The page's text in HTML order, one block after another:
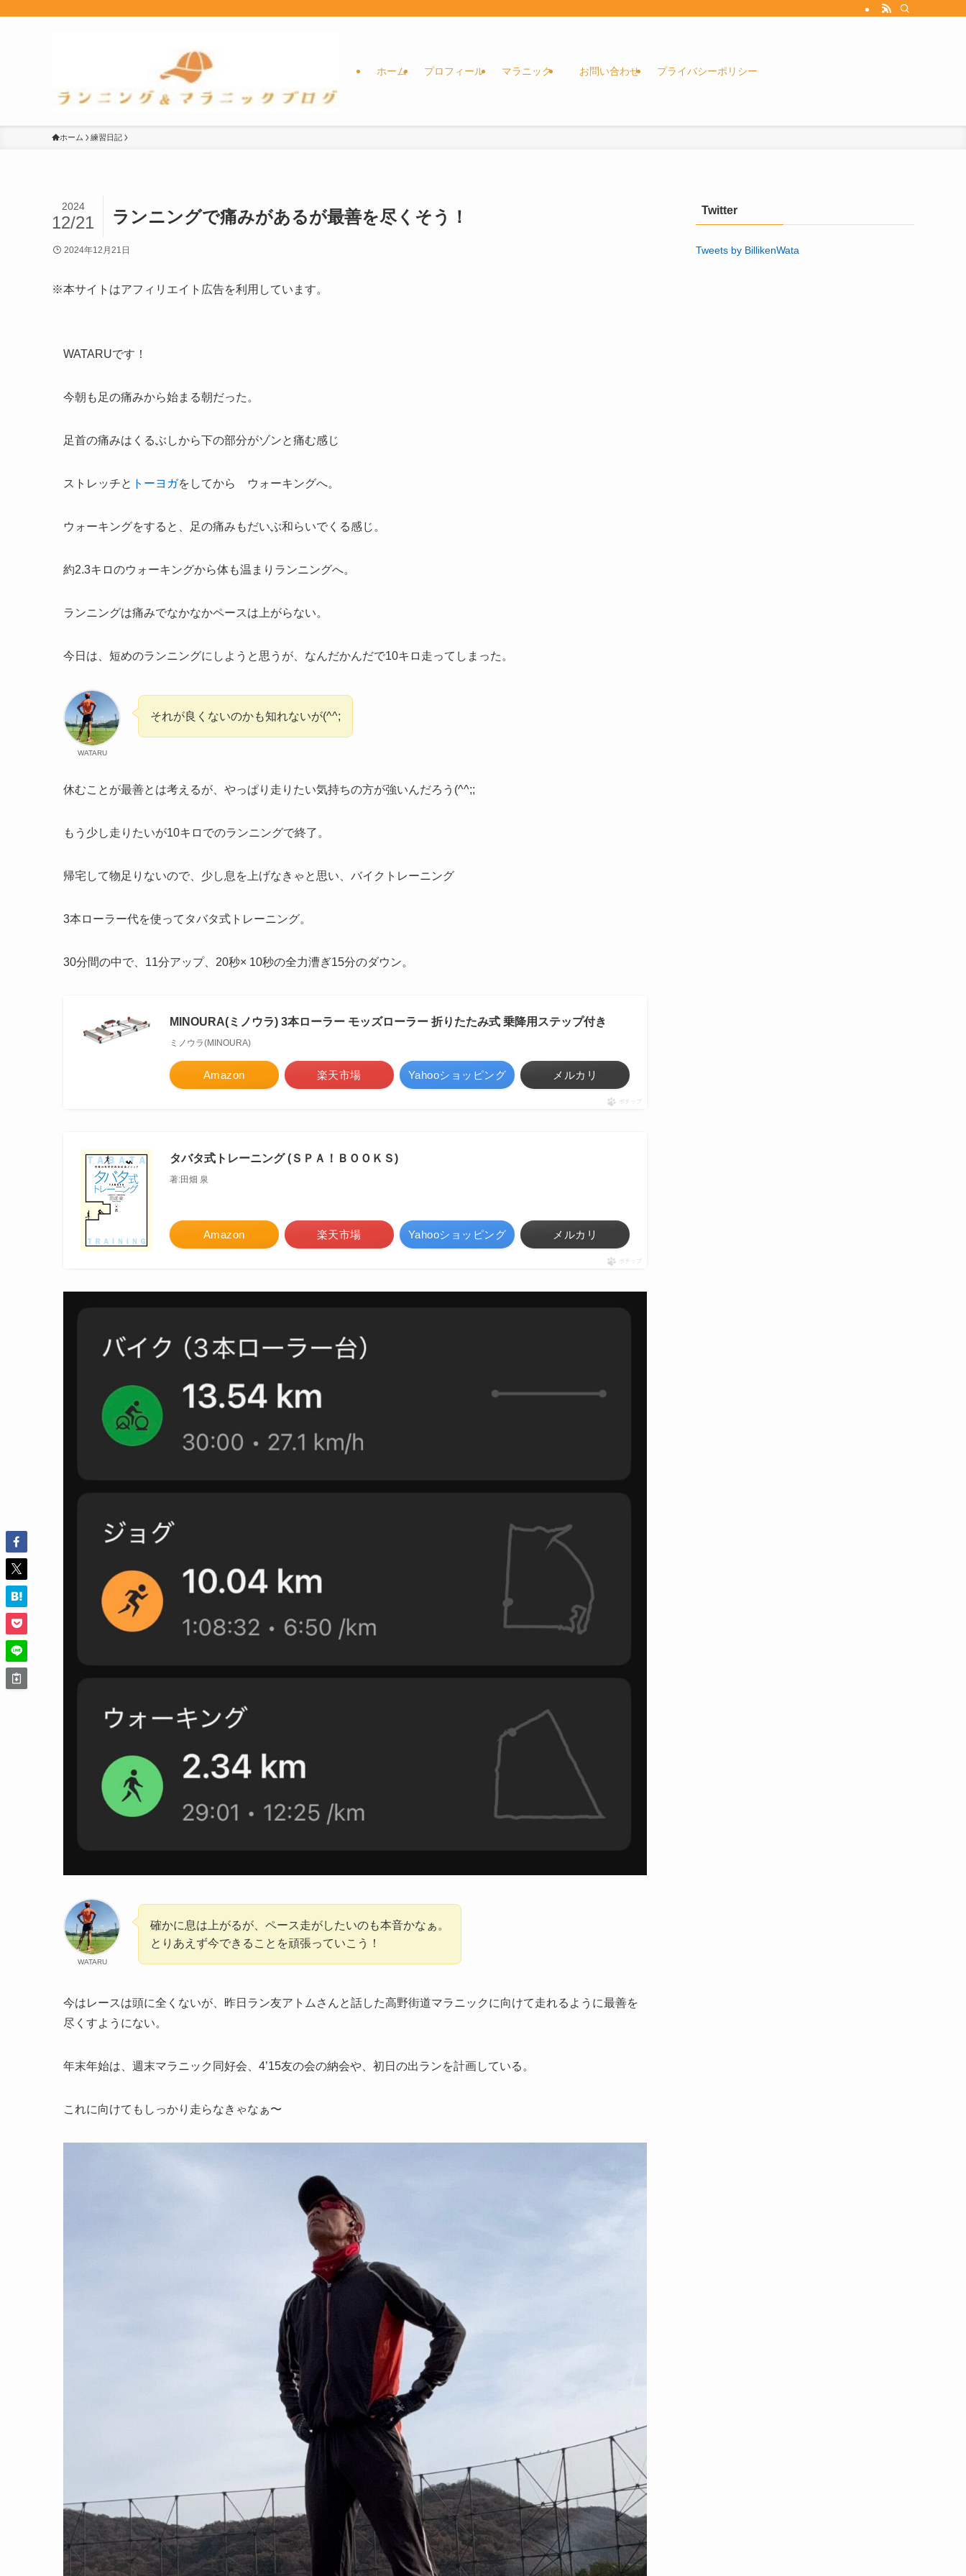
ホーム プロフィール マラニック お問い合わせ プライバシーポリシー
ホーム 練習日記
ランニングで痛みがあるが最善を尽くそう！
2024
12/21
2024年12月21日
※本サイトはアフィリエイト広告を利用しています。
WATARUです！
今朝も足の痛みから始まる朝だった。
足首の痛みはくるぶしから下の部分がゾンと痛む感じ
ストレッチと トーヨガをしてから ウォーキングへ。
ウォーキングをすると、足の痛みもだいぶ和らいでくる感じ。
約2.3キロのウォーキングから体も温まりランニングへ。
ランニングは痛みでなかなかペースは上がらない。
今日は、短めのランニングにしようと思うが、なんだかんだで10キロ走ってしまった。
WATARU
それが良くないのかも知れないが(^^;
休むことが最善とは考えるが、やっぱり走りたい気持ちの方が強いんだろう(^^;;
もう少し走りたいが10キロでのランニングで終了。
帰宅して物足りないので、少し息を上げなきゃと思い、バイクトレーニング
3本ローラー代を使ってタバタ式トレーニング。
30分間の中で、11分アップ、20秒× 10秒の全力漕ぎ15分のダウン。
MINOURA(ミノウラ) 3本ローラー モッズローラー 折りたたみ式 乗降用ステップ付き
ミノウラ(MINOURA)
Amazon 楽天市場 Yahooショッピング メルカリ
ポチップ
タバタ式トレーニング (ＳＰＡ！ＢＯＯＫＳ)
著:田畑 泉
Amazon 楽天市場 Yahooショッピング メルカリ
ポチップ
WATARU
確かに息は上がるが、ペース走がしたいのも本音かなぁ。
とりあえず今できることを頑張っていこう！
今はレースは頭に全くないが、昨日ラン友アトムさんと話した高野街道マラニックに向けて走れるように最善を
尽くすようにない。
年末年始は、週末マラニック同好会、4’15友の会の納会や、初日の出ランを計画している。
これに向けてもしっかり走らなきゃなぁ〜
Twitter
Tweets by BillikenWata